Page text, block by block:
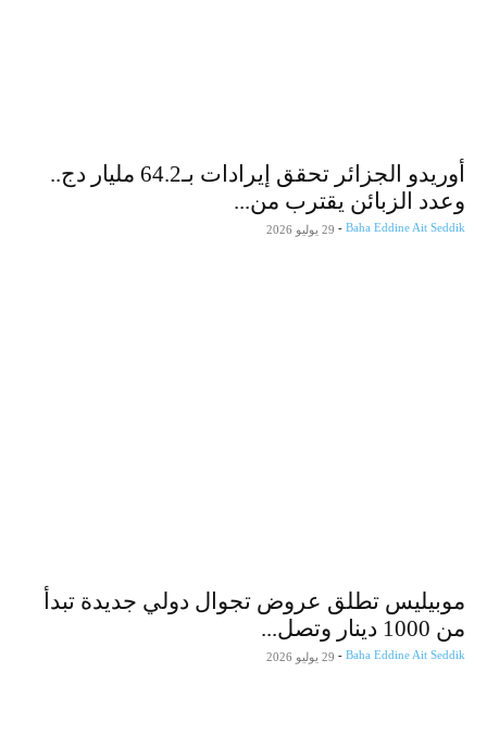
أوريدو الجزائر تحقق إيرادات بـ64.2 مليار دج..
وعدد الزبائن يقترب من...
Baha Eddine Ait Seddik
- 29 يوليو 2026
موبيليس تطلق عروض تجوال دولي جديدة تبدأ
من 1000 دينار وتصل...
Baha Eddine Ait Seddik
- 29 يوليو 2026